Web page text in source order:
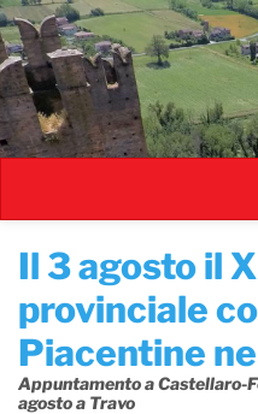
Salta
al
contenuto
principale
Il 3 agosto il
provinciale
Piacentine
Appuntamento a Castellaro-
agosto a Travo